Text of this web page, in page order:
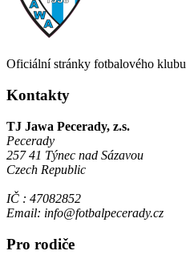
Oficiální stránky fotbalového klubu
Kontakty
TJ Jawa Pecerady, z.s.
Pecerady
257 41 Týnec nad Sázavou
Czech Republic
IČ : 47082852
Email: info@fotbalpecerady.cz
Pro rodiče